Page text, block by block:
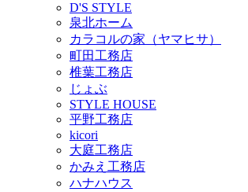
D'S STYLE
泉北ホーム
カラコルの家（ヤマヒサ）
町田工務店
椎葉工務店
じょぶ
STYLE HOUSE
平野工務店
kicori
大庭工務店
かみえ工務店
ハナハウス